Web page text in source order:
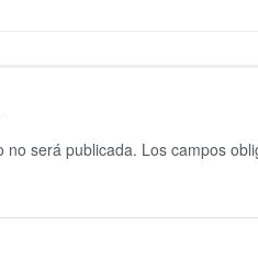
no será publicada. Los campos